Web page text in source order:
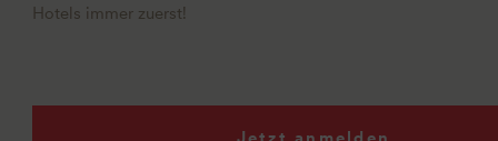
Hotels immer zuerst!